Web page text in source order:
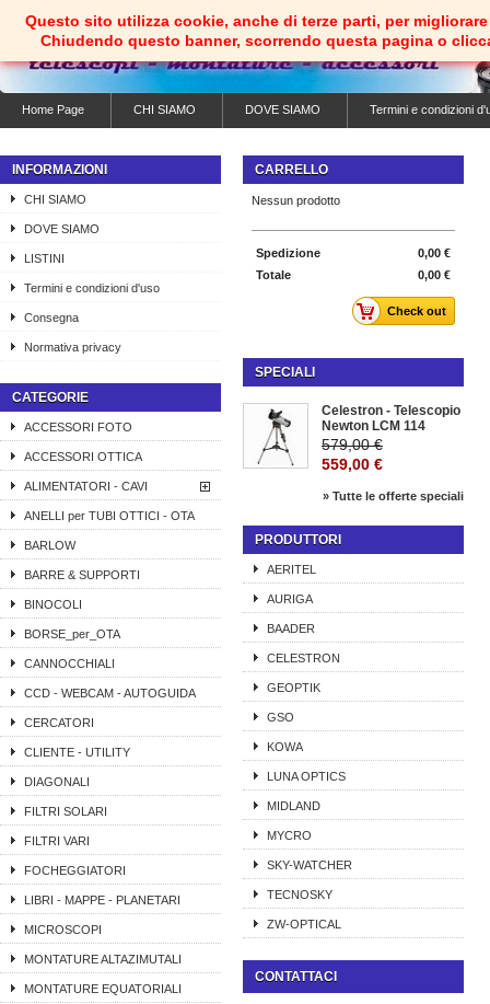
Home Page CHI SIAMO DOVE SIAMO Termini e condizioni
INFORMAZIONI
CHI SIAMO
DOVE SIAMO
LISTINI
Termini e condizioni d'uso
Consegna
Normativa privacy
CATEGORIE
ACCESSORI FOTO
ACCESSORI OTTICA
ALIMENTATORI - CAVI
ANELLI per TUBI OTTICI - OTA
BARLOW
BARRE & SUPPORTI
BINOCOLI
BORSE_per_OTA
CANNOCCHIALI
CCD - WEBCAM - AUTOGUIDA
CERCATORI
CLIENTE - UTILITY
DIAGONALI
FILTRI SOLARI
FILTRI VARI
FOCHEGGIATORI
LIBRI - MAPPE - PLANETARI
MICROSCOPI
MONTATURE ALTAZIMUTALI
MONTATURE EQUATORIALI
CARRELLO
Nessun prodotto
0,00 €
Spedizione
0,00 €
Totale
Check out
SPECIALI
Celestron - Telescopio
Newton LCM 114
579,00 €
559,00 €
» Tutte le offerte speciali
PRODUTTORI
AERITEL
AURIGA
BAADER
CELESTRON
GEOPTIK
GSO
KOWA
LUNA OPTICS
MIDLAND
MYCRO
SKY-WATCHER
TECNOSKY
ZW-OPTICAL
CONTATTACI
Questo sito utilizza cookie, anche di terze parti, per
Chiudendo questo banner, scorrendo questa pagina o